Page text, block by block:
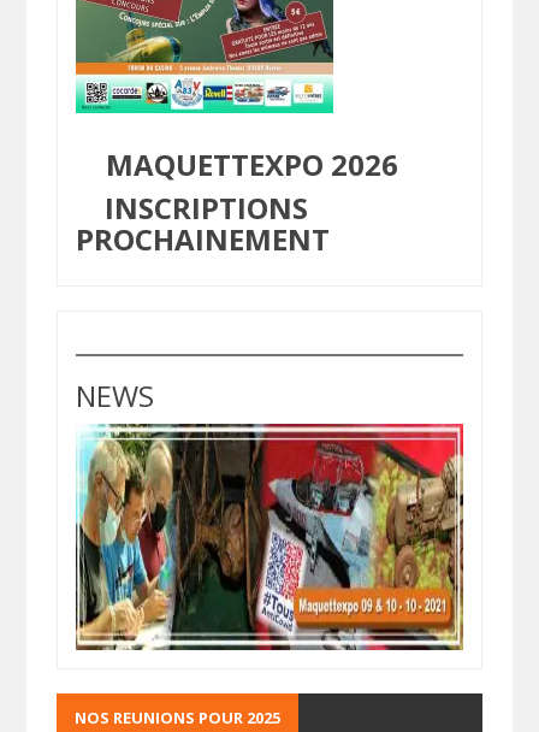
MAQUETTEXPO 2026
INSCRIPTIONS
PROCHAINEMENT
NEWS
NOS REUNIONS POUR 2025